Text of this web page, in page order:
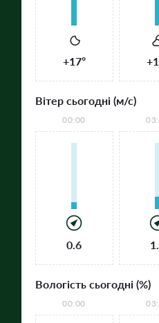
+17°
Вітер сьогодні (м/с)
00:00
0.6
Вологість сьогодні (%)
00:00